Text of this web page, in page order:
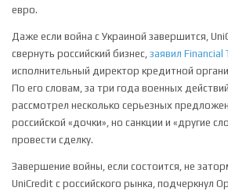
евро.
Даже если война с Украиной завершится,
свернуть российский бизнес, заявил Financial
исполнительный директор кредитной
По его словам, за три года военных
рассмотрел несколько серьезных
российской «дочки», но санкции и «другие
провести сделку.
Завершение войны, если состоится, не
UniCredit с российского рынка, подчеркнул